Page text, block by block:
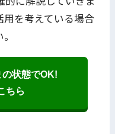
を考えている場合
状態でOK!
ちら